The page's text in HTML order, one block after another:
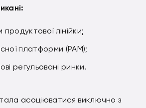
лінійки;
платформи (PAM);
регульовані ринки.
асоціюватися виключно з